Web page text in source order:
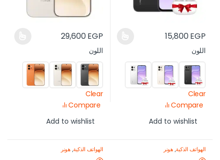
15,800EGP
اللون
Clear
Compare
Add to wishlist
29,600EGP
اللون
Clear
Compare
Add to wishlist
الهواتف الذكية, هونر الهواتف الذكية, هونر